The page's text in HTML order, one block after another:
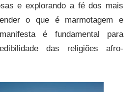
e explorando a fé dos mais
o que é marmotagem e
é fundamental para
das religiões afro-